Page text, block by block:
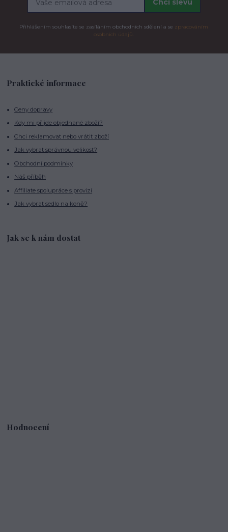
Chci slevu
Přihlášením souhlasíte se zasíláním obchodních sdělení a se
zpracováním
osobních údajů.
Praktické informace
Ceny dopravy
Kdy mi přijde objednané zboží?
Chci reklamovat nebo vrátit zboží
Jak vybrat správnou velikost?
Obchodní podmínky
Náš příběh
Affiliate spolupráce s provizí
Jak vybrat sedlo na koně?
Jak se k nám dostat
Hodnocení